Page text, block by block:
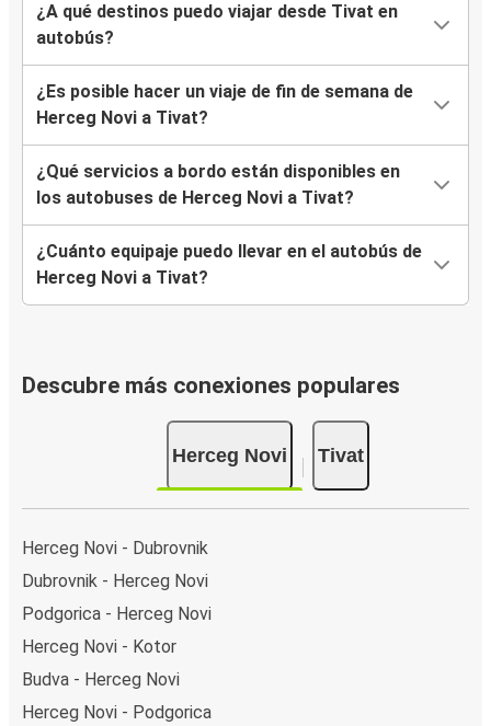
¿A qué destinos puedo viajar desde Tivat en
autobús?
¿Es posible hacer un viaje de fin de semana de
Herceg Novi a Tivat?
¿Qué servicios a bordo están disponibles en
los autobuses de Herceg Novi a Tivat?
¿Cuánto equipaje puedo llevar en el autobús de
Herceg Novi a Tivat?
Descubre más conexiones populares
Herceg Novi Tivat
Herceg Novi - Dubrovnik
Dubrovnik - Herceg Novi
Podgorica - Herceg Novi
Herceg Novi - Kotor
Budva - Herceg Novi
Herceg Novi - Podgorica